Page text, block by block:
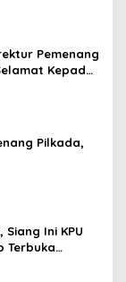
Pemenang
Kepada
Pilkada,
Siang Ini KPU
Terbuka